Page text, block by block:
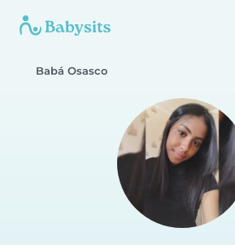
Babá Osasco